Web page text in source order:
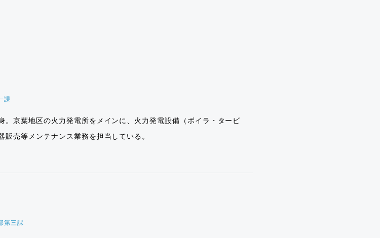
課
。京葉地区の火力発電所をメインに、火力発電設備（ボイラ・タービ
販売等メンテナンス業務を担当している。
第三課